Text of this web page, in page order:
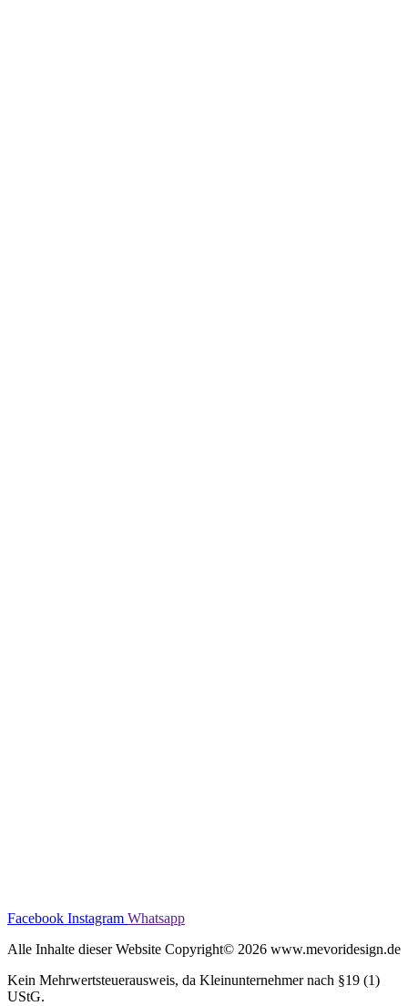
Facebook Instagram Whatsapp
Alle Inhalte dieser Website Copyright© 2026 www.mevoridesign.de
Kein Mehrwertsteuerausweis, da Kleinunternehmer nach §19 (1)
UStG.